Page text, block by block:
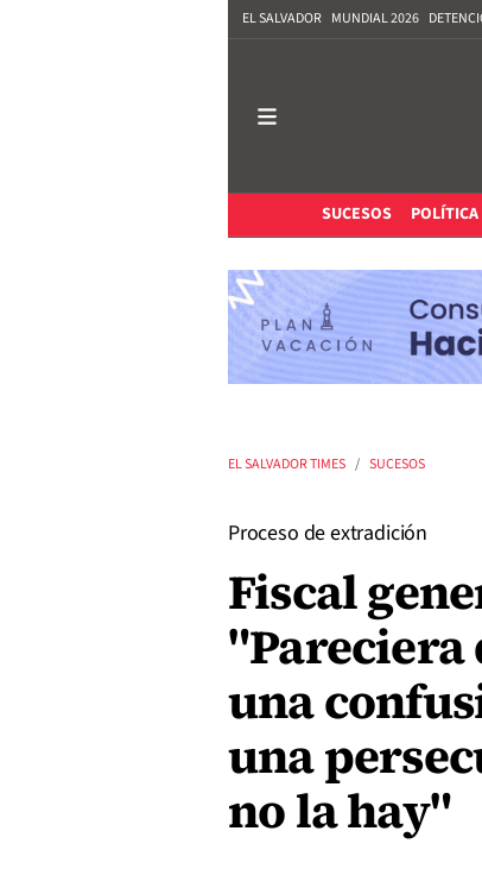
EL SALVADOR MUNDIAL 2026
SUCESOS
POLÍTICA
EL SALVADOR TIMES SUCESOS
Proceso de extradición
Fiscal
una
una
no la hay"